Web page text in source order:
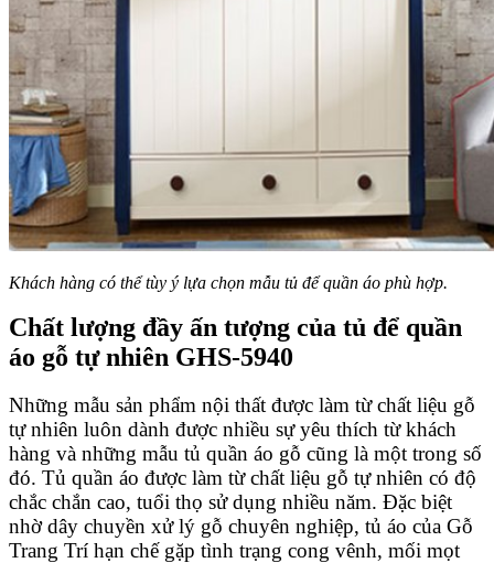
Khách hàng có thể tùy ý lựa chọn mẫu tủ để quần áo phù hợp.
Chất lượng đầy ấn tượng của tủ để quần
áo gỗ tự nhiên GHS-5940
Những mẫu sản phẩm nội thất được làm từ chất liệu gỗ
tự nhiên luôn dành được nhiều sự yêu thích từ khách
hàng và những mẫu tủ quần áo gỗ cũng là một trong số
đó. Tủ quần áo được làm từ chất liệu gỗ tự nhiên có độ
chắc chắn cao, tuổi thọ sử dụng nhiều năm. Đặc biệt
nhờ dây chuyền xử lý gỗ chuyên nghiệp, tủ áo của Gỗ
Trang Trí hạn chế gặp tình trạng cong vênh, mối mọt